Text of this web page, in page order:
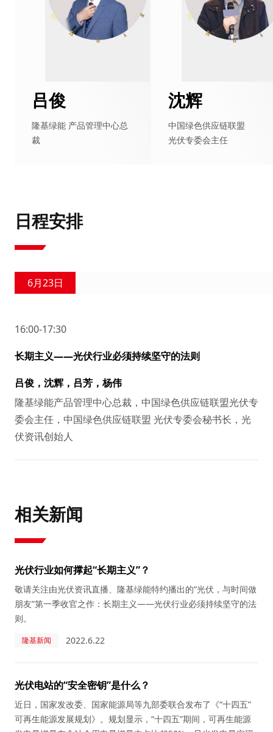
吕俊
隆基绿能 产品管理中心总
裁
沈辉
中国绿色供应链联盟
光伏专委会主任
日程安排
6月23日
16:00-17:30
长期主义——光伏行业必须持续坚守的法则
吕俊，沈辉，吕芳，杨伟
隆基绿能产品管理中心总裁，中国绿色供应链联盟光伏专
委会主任，中国绿色供应链联盟 光伏专委会秘书长，光
伏资讯创始人
相关新闻
光伏行业如何撑起“长期主义”？
敬请关注由光伏资讯直播、隆基绿能特约播出的“光伏，与时间做
朋友”第一季收官之作：长期主义——光伏行业必须持续坚守的法
则。
隆基新闻 2022.6.22
光伏电站的“安全密钥”是什么？
近日，国家发改委、国家能源局等九部委联合发布了《“十四五”
可再生能源发展规划》。规划显示，“十四五”期间，可再生能源